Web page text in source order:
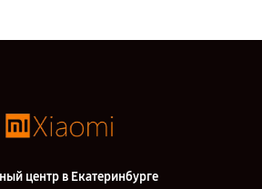
центр в Екатеринбурге